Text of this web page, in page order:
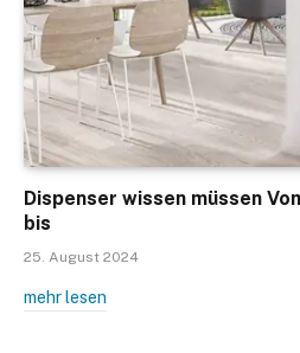
Dispenser wissen müssen
bis
25. August 2024
mehr lesen